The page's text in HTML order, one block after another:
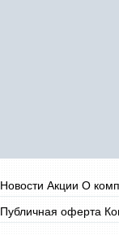
Новости Акции О
Публичная оферта